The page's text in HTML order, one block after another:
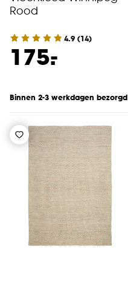
Rood
4.9 (14)
175.
-
Binnen 2-3 werkdagen bezorgd